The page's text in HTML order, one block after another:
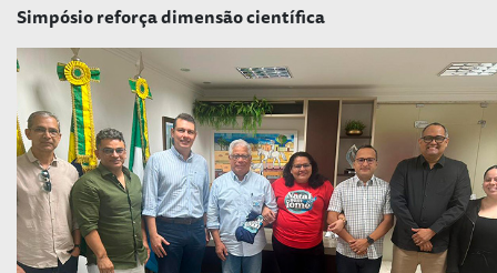
Simpósio reforça dimensão científica